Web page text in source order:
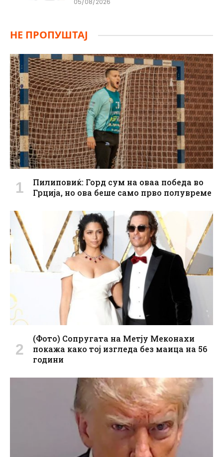
05/08/2026
НЕ ПРОПУШТАЈ
Пилиповиќ: Горд сум на оваа победа во
Грција, но ова беше само прво полувреме
(Фото) Сопругата на Метју Меконахи
покажа како тој изгледа без маица на 56
години